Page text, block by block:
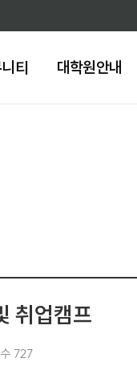
티 대학원안내
취업캠프
727